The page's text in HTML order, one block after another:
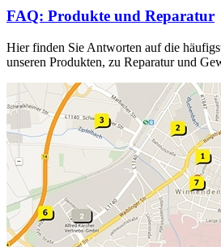
FAQ: Produkte und Reparatur
Hier finden Sie Antworten auf die
unseren Produkten, zu Reparatur und